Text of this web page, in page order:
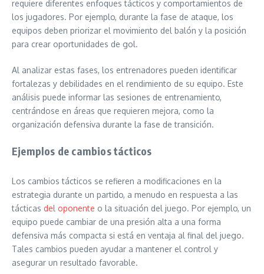
requiere diferentes enfoques tácticos y comportamientos de
los jugadores. Por ejemplo, durante la fase de ataque, los
equipos deben priorizar el movimiento del balón y la posición
para crear oportunidades de gol.
Al analizar estas fases, los entrenadores pueden identificar
fortalezas y debilidades en el rendimiento de su equipo. Este
análisis puede informar las sesiones de entrenamiento,
centrándose en áreas que requieren mejora, como la
organización defensiva durante la fase de transición.
Ejemplos de cambios tácticos
Los cambios tácticos se refieren a modificaciones en la
estrategia durante un partido, a menudo en respuesta a las
tácticas del oponente o la situación del juego. Por ejemplo, un
equipo puede cambiar de una presión alta a una forma
defensiva más compacta si está en ventaja al final del juego.
Tales cambios pueden ayudar a mantener el control y
asegurar un resultado favorable.